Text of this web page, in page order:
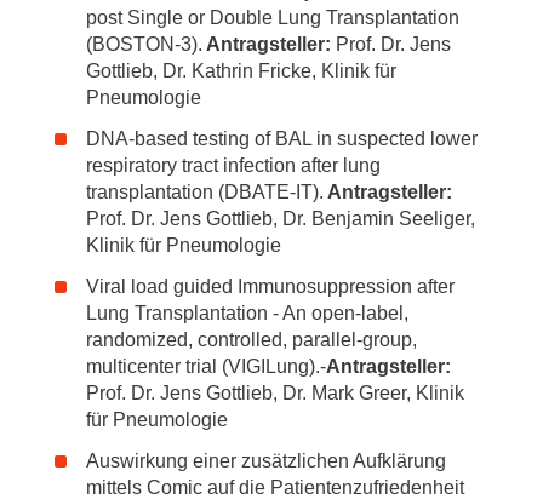
post Single or Double Lung Transplantation
(BOSTON-3). Antragsteller: Prof. Dr. Jens
Gottlieb, Dr. Kathrin Fricke, Klinik für
Pneumologie
DNA-based testing of BAL in suspected lower
respiratory tract infection after lung
transplantation (DBATE-IT). Antragsteller:
Prof. Dr. Jens Gottlieb, Dr. Benjamin Seeliger,
Klinik für Pneumologie
Viral load guided Immunosuppression after
Lung Transplantation - An open-label,
randomized, controlled, parallel-group,
multicenter trial (VIGILung).-Antragsteller:
Prof. Dr. Jens Gottlieb, Dr. Mark Greer, Klinik
für Pneumologie
Auswirkung einer zusätzlichen Aufklärung
mittels Comic auf die Patientenzufriedenheit